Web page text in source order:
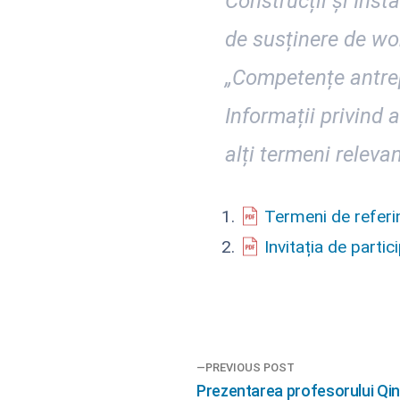
de susținere de
„Competențe
Informații privind
alți termeni
Termeni de
Invitația de
PREVIOUS POST
Previous
Prezentarea profesorului